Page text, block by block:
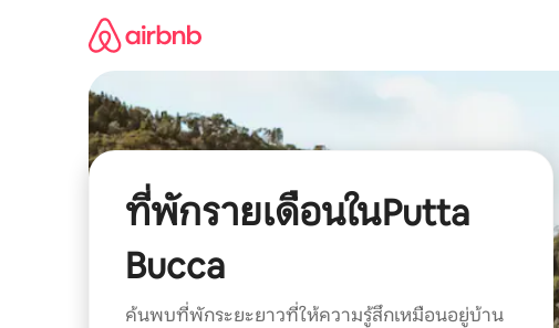
ที่พักรายเดือนในPutta
Bucca
ค้นพบที่พักระยะยาวที่ให้ความรู้สึกเหมือนอยู่บ้าน